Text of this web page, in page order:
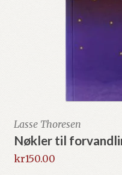
Lasse Thoresen
Nøkler til
kr150.00